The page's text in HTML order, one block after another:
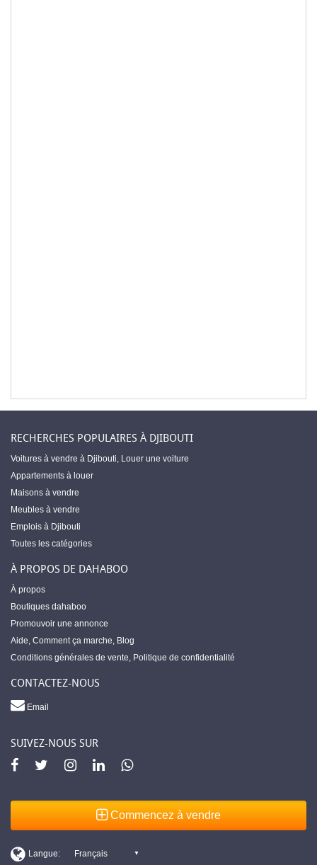
RECHERCHES POPULAIRES À DJIBOUTI
Voitures à vendre à Djibouti, Louer une voiture
Appartements à louer
Maisons à vendre
Meubles à vendre
Emplois à Djibouti
Toutes les catégories
À PROPOS DE DAHABOO
À propos
Boutiques dahaboo
Promouvoir une annonce
Aide, Comment ça marche, Blog
Conditions générales de vente, Politique de confidentialité
CONTACTEZ-NOUS
Email
SUIVEZ-NOUS SUR
Commencez à vendre